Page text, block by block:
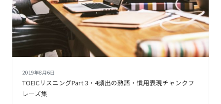
2019年8月6日
TOEICリスニングPart 3・4頻出の熟語・慣用表現チャンクフ
レーズ集